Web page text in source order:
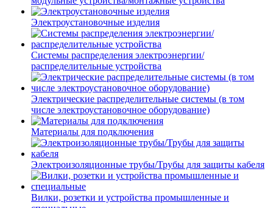
Электроустановочные изделия
Системы распределения электроэнергии/
распределительные устройства
Электрические распределительные системы (в том
числе электроустановочное оборудование)
Материалы для подключения
Электроизоляционные трубы/Трубы для защиты кабеля
Вилки, розетки и устройства промышленные и